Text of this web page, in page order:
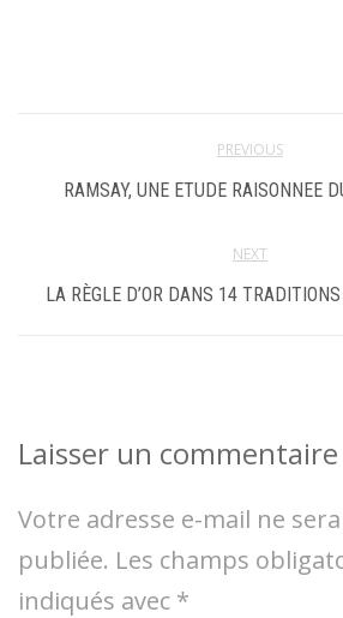
PREVIOUS
RAMSAY, UNE ETUDE RAISONNEE
NEXT
LA RÈGLE D’OR DANS 14
Laisser un commentaire
Votre adresse e-mail ne
publiée. Les champs
indiqués avec *